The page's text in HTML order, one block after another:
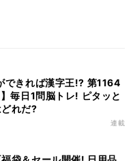
できれば漢字王!? 第1164
毎日1問脳トレ! ピタッと
れだ?
連載